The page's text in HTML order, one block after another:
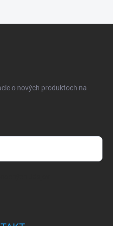
o nových produktoch na